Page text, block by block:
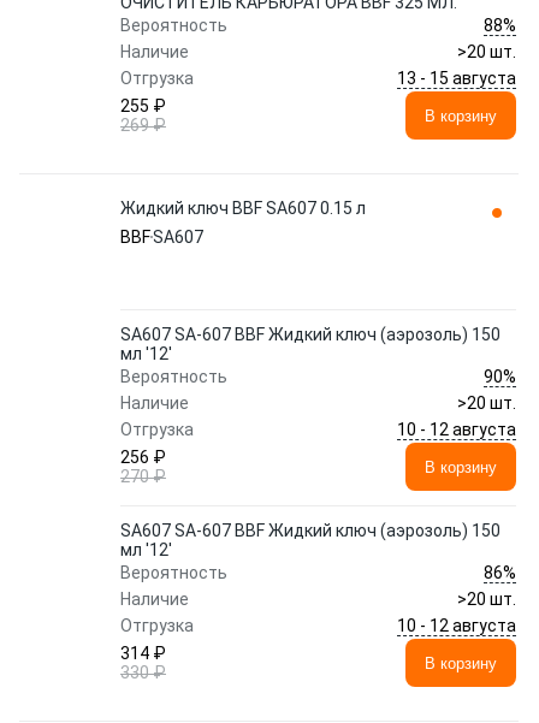
Вероятность
88%
Наличие
>20 шт.
Отгрузка
13 - 15 августа
255 ₽
269 ₽
В корзину
Жидкий ключ BBF SA607 0.15 л
BBFSA607
SA607 SA-607 BBF Жидкий ключ (аэрозоль) 150
мл '12'
Вероятность
90%
Наличие
>20 шт.
Отгрузка
10 - 12 августа
256 ₽
270 ₽
В корзину
SA607 SA-607 BBF Жидкий ключ (аэрозоль) 150
мл '12'
Вероятность
86%
Наличие
>20 шт.
Отгрузка
10 - 12 августа
314 ₽
330 ₽
В корзину